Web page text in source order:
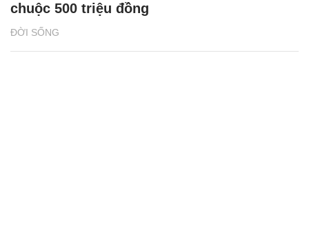
ĐỜI SỐNG
chuộc 500 triệu đồng